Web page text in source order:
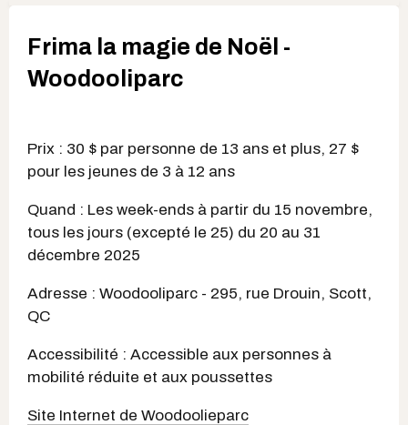
Frima la magie de Noël -
Woodooliparc
Prix : 30 $ par personne de 13 ans et plus, 27 $
pour les jeunes de 3 à 12 ans
Quand : Les week-ends à partir du 15 novembre,
tous les jours (excepté le 25) du 20 au 31
décembre 2025
Adresse : Woodooliparc - 295, rue Drouin, Scott,
QC
Accessibilité : Accessible aux personnes à
mobilité réduite et aux poussettes
Site Internet de Woodoolieparc